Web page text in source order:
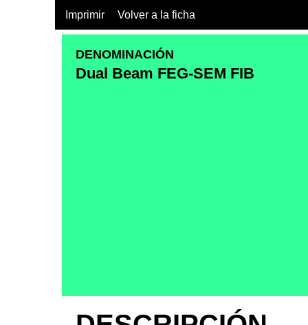
Imprimir Volver a la ficha
DENOMINACIÓN
Dual Beam FEG-SEM FIB